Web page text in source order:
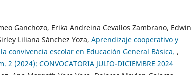
Ganchozo, Erika Andreina Cevallos Zambrano, Edwin
Liliana Sánchez Yoza, Aprendizaje cooperativo y
convivencia escolar en Educación General Básica. ,
(2024): CONVOCATORIA JULIO-DICIEMBRE 2024